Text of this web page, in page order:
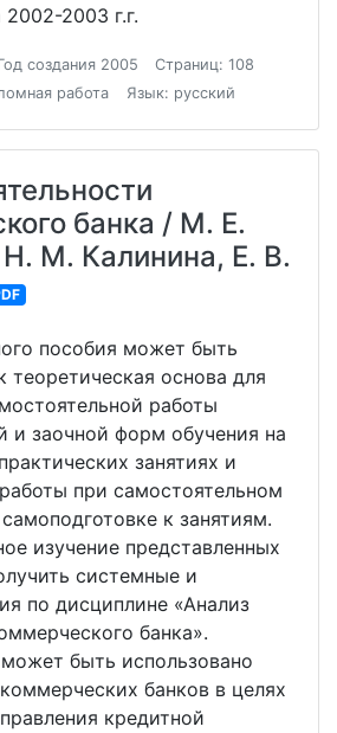
2002-2003 г.г.
создания 2005
Страниц: 108
работа
Язык: русский
банка / М. Е.
М. Калинина, Е. В.
пособия может быть
теоретическая основа для
работы
и заочной форм обучения на
занятиях и
при самостоятельном
к занятиям.
изучение представленных
системные и
по дисциплине «Анализ
банка».
быть использовано
банков в целях
кредитной